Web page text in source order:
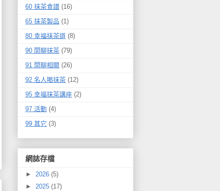
60 抹茶食譜 (16)
65 抹茶製品 (1)
80 幸福抹茶道 (8)
90 閒聊抹茶 (79)
91 閒聊相關 (26)
92 名人喝抹茶 (12)
95 幸福抹茶講座 (2)
97 活動 (4)
99 其它 (3)
網誌存檔
► 2026 (5)
► 2025 (17)